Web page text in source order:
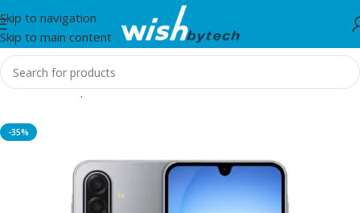
Skip to navigation
Skip to main content
Home/Smartphones
-35%